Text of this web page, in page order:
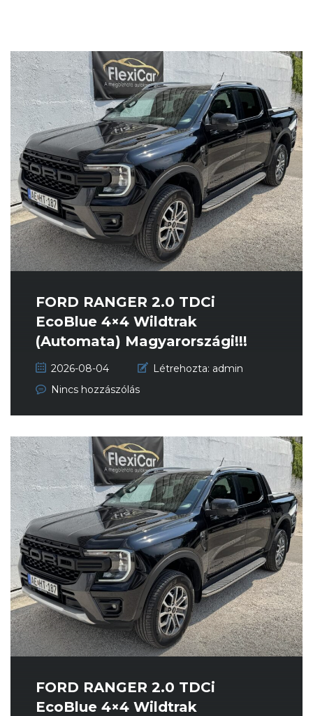
FORD RANGER 2.0 TDCi
EcoBlue 4×4 Wildtrak
(Automata) Magyarországi!!!
Garantált...
2026-08-04 Létrehozta: admin
Nincs hozzászólás
FORD RANGER 2.0 TDCi
EcoBlue 4×4 Wildtrak